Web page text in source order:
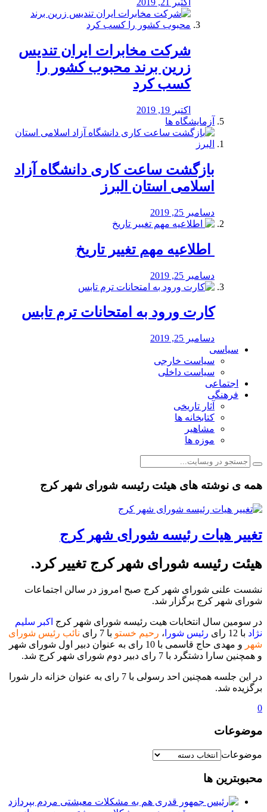
اکتبر 21, 2019
شرکت مخابرات ایران تندیس
زرین برند محبوب کشور را
کسب کرد
اکتبر 19, 2019
آزمایشگاه ها
بازگشت ساعت کاری دانشگاه آزاد
اسلامی استان البرز
دسامبر 25, 2019
️ اطلاعیه مهم تغییر تاریخ
دسامبر 25, 2019
کارت ورود به امتحانات ترم تابس
دسامبر 25, 2019
سیاسی
سیاست خارجی
سیاست داخلی
اجتماعی
فرهنگی
آثار تاریخی
کتابخانه ها
مشاهیر
موزه ها
همه ی نوشته های هیئت رئیسه شورای شهر کرج
تغییر هیات رئیسه شورای شهر کرج
هیئت رئیسه شورای شهر کرج تغییر کرد.
نشست علنی شورای شهر کرج صبح امروز در سالن اجتماعات
شورای شهر کرج برگزار شد.
در سومین سال انتخابات هیت رئیسه شورای شهر کرج اکبر ‌سلیم
نژاد با 12 رای رئیس شورا‌ ، رحیم خستو با 7 رای
نائب رئیس شورای
شهر
و مهدی حاج قاسمی با 10 رای به عنوان دبیر اول شورای شهر
و همچنین سارا دشتگرد با 7 رای دبیر دوم شورای شهر کرج شد.
در این جلسه همچنین احد رسولی با 7 رای به عنوان خزانه دار شورا
برگزیده شد.
0
موضوعات
موضوعات
محبوبترین ها